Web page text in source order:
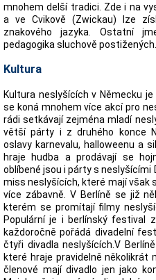
mnohem delší tradici. Zde i na
a ve Cvikově (Zwickau) lze
znakového jazyka. Ostatní
pedagogika sluchově postižených.
Kultura
Kultura neslyšících v Německu
se koná mnohem více akcí pro
rádi setkávají zejména mladí
větší párty i z druhého konce
oslavy karnevalu, halloweenu a
hraje hudba a prodávají se
oblíbené jsou i párty s neslyšícími
miss neslyšících, které mají však
více zábavně. V Berlíně se již
kterém se promítají filmy
Populární je i berlínský festival
každoročně pořádá divadelní
čtyři divadla neslyšících.V
které hraje pravidelně několikrát
členové mají divadlo jen jako